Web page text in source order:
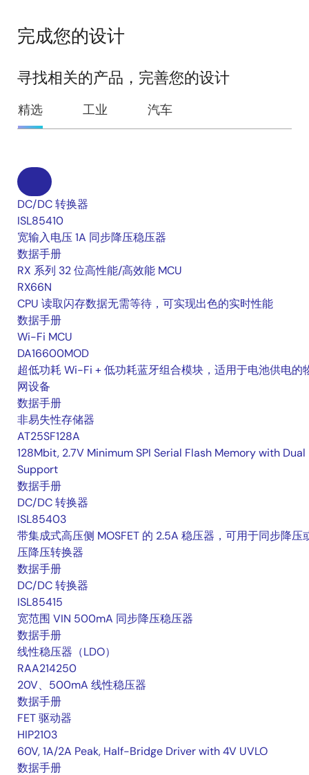
完成您的设计
寻找相关的产品，完善您的设计
精选 工业 汽车
DC/DC 转换器
ISL85410
宽输入电压 1A 同步降压稳压器
数据手册
RX 系列 32 位高性能/高效能 MCU
RX66N
CPU 读取闪存数据无需等待，可实现出色的实时性能
数据手册
Wi-Fi MCU
DA16600MOD
超低功耗 Wi-Fi + 低功耗蓝牙组合模块，适用于电池供电的
网设备
数据手册
非易失性存储器
AT25SF128A
128Mbit, 2.7V Minimum SPI Serial Flash Memory with Dual
Support
数据手册
DC/DC 转换器
ISL85403
带集成式高压侧 MOSFET 的 2.5A 稳压器，可用于同步降压
压降压转换器
数据手册
DC/DC 转换器
ISL85415
宽范围 VIN 500mA 同步降压稳压器
数据手册
线性稳压器（LDO）
RAA214250
20V、500mA 线性稳压器
数据手册
FET 驱动器
HIP2103
60V, 1A/2A Peak, Half-Bridge Driver with 4V UVLO
数据手册